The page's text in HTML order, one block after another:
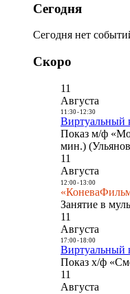
Сегодня
Сегодня нет
Скоро
11
Августа
11:30- 12:30
Виртуальный
Показ м/ф
мин.)
11
Августа
12:00- 13:00
Занятие в
11
Августа
17:00- 18:00
Виртуальный
Показ х/ф
11
Августа